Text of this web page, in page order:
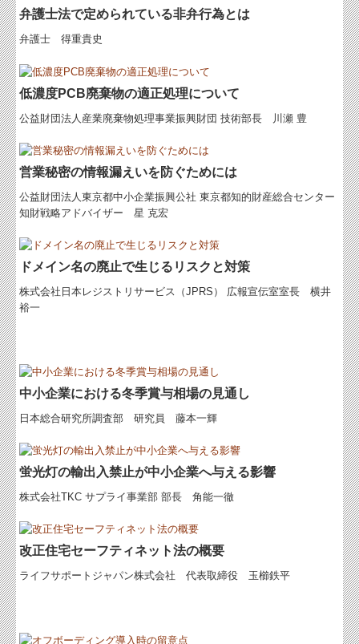
関与先向け融資商品ご紹介
経営者お役立ち情報
経営者オススメ情報
Q&A経営相談
税務Q&A
事務所通信
お客様紹介№8
個人情報保護方針
社会福祉法人会計Q&A
経営革新等支援機関とは
経営改善計画の策定支援
ブログ
弁護士法で定められている非弁行為とは
弁護士 得重貴史
低濃度PCB廃棄物の適正処理について
公益財団法人産業廃棄物処理事業振興財団 技術部長 川瀬 豊
営業秘密の情報漏えいを防ぐためには
公益財団法人東京都中小企業振興公社 東京都知的財産総合センター
知財戦略アドバイザー 星 克宏
ドメイン名の廃止で生じるリスクと対策
株式会社日本レジストリサービス（JPRS） 広報宣伝室室長 横井
裕一
中小企業における冬季賞与相場の見通し
日本総合研究所調査部 研究員 藤本一輝
蛍光灯の輸出入禁止が中小企業へ与える影響
株式会社TKC サプライ事業部 部長 角能一徹
改正住宅セーフティネット法の概要
ライフサポートジャパン株式会社 代表取締役 玉櫛鉄平